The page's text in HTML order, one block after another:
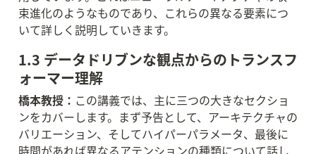
束進化のようなものであり、これらの異なる要素につ
いて詳しく説明していきます。
1.3 データドリブンな観点からのトランスフ
ォーマー理解
橋本教授： この講義では、主に三つの大きなセクショ
ンをカバーします。まず予告として、アーキテクチャの
バリエーション、そしてハイパーパラメータ、最後に
時間があれば異なるアテンションの種類について話し